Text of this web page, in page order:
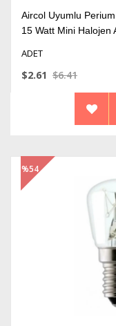
Aircol Uyumlu
15 Watt Mini Halojen
ADET
$2.61 $6.41
%54